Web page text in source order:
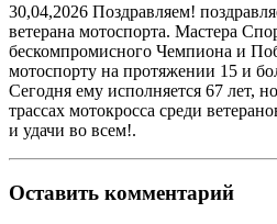
30,04,2026 Поздравляем!
ветерана мотоспорта. Мастера
бескомпромисного Чемпиона и
мотоспорту на протяжении 15 и
Сегодня ему исполняется 67 лет,
трассах мотокросса среди
и удачи во всем!.
Оставить комментарий